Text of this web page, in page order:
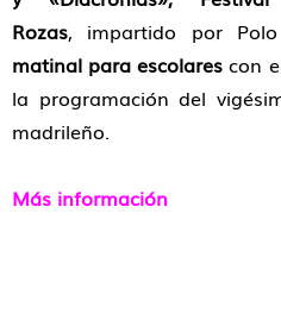
Rozas, impartido por
matinal para escolares con
la programación del
madrileño.
Más información